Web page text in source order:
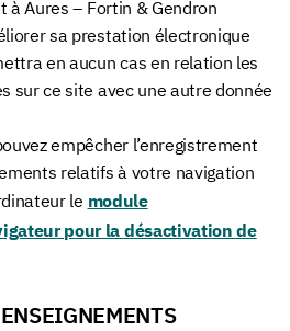
à Aures – Fortin & Gendron
sa prestation électronique
en aucun cas en relation les
sur ce site avec une autre donnée
empêcher l’enregistrement
relatifs à votre navigation
le module
pour la désactivation de